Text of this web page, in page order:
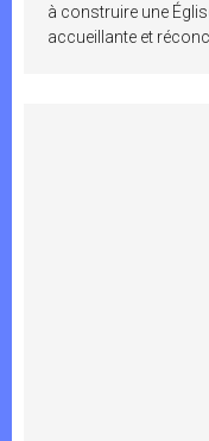
à construire une
accueillante et